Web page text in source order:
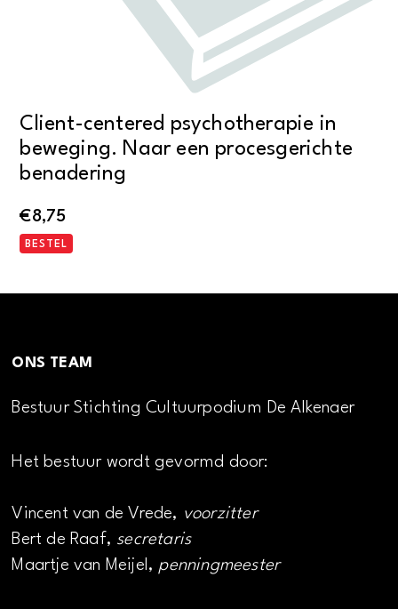
Client-centered psychotherapie in
beweging. Naar een procesgerichte
benadering
€8,75
BESTEL
ONS TEAM
Bestuur Stichting Cultuurpodium De Alkenaer
Het bestuur wordt gevormd door:
Vincent van de Vrede, voorzitter
Bert de Raaf, secretaris
Maartje van Meijel, penningmeester